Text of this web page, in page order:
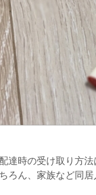
達時の受け取り方
ろん、家族など同居